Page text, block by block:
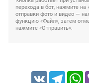
перехода в бот, нажмите на
отправки фото и видео —
функцию «Файл», затем
нажмите «Отправить».
VK